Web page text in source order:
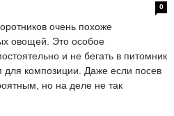
0
очень похоже
овощей. Это особое
и не бегать в питомник
композиции. Даже если посев
но на деле не так